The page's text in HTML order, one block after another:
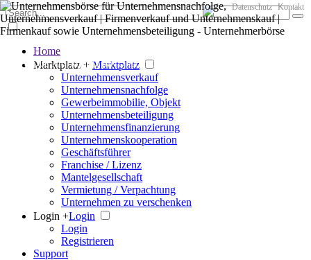
Der große Marktplatz für Unternehmen
Datenschutz Kontakt
Home
Marktplatz + Marktplatz
Unternehmensverkauf
Unternehmensnachfolge
Gewerbeimmobilie, Objekt
Unternehmensbeteiligung
Unternehmensfinanzierung
Unternehmenskooperation
Geschäftsführer
Franchise / Lizenz
Mantelgesellschaft
Vermietung / Verpachtung
Unternehmen zu verschenken
Login +Login
Login
Registrieren
Support